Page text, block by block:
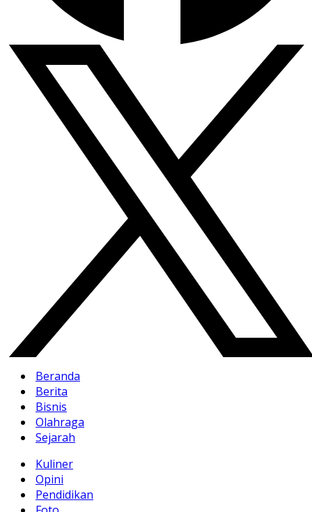
Beranda
Berita
Bisnis
Olahraga
Sejarah
Kuliner
Opini
Pendidikan